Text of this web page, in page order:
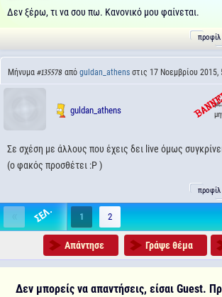
Δεν ξέρω, τι να σου πω. Κανονικό μου φαίνεται.
προφίλ
Μήνυμα #135578 από guldan_athens στις 17 Νοεμβρίου 2015,
guldan_athens
Σε σχέση με άλλους που έχεις δει live όμως
(ο φακός προσθέτει :P )
προφίλ
1 2
Απάντησε Γράψε θέμα
Δεν μπορείς να απαντήσεις, είσαι Guest.